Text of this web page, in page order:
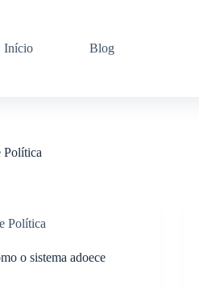
Início Blog
Política
Política
o sistema adoece